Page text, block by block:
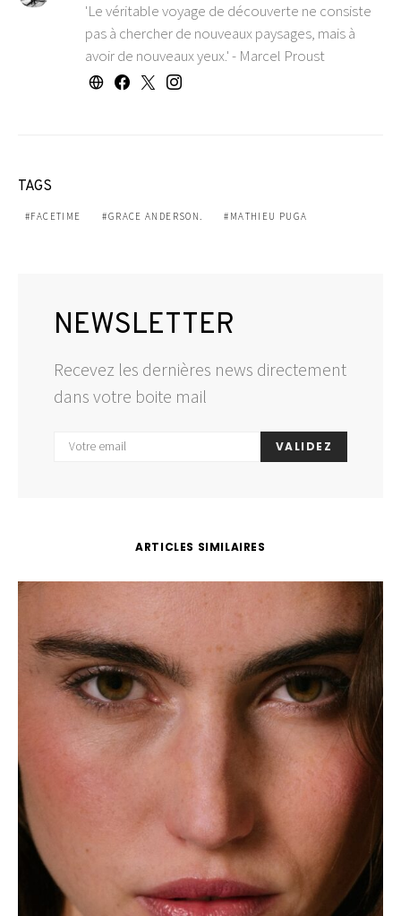
'Le véritable voyage de découverte ne consiste
pas à chercher de nouveaux paysages, mais à
avoir de nouveaux yeux.' - Marcel Proust
TAGS
FACETIME GRACE ANDERSON. MATHIEU PUGA
NEWSLETTER
Recevez les dernières news directement
dans votre boite mail
VALIDEZ
ARTICLES SIMILAIRES